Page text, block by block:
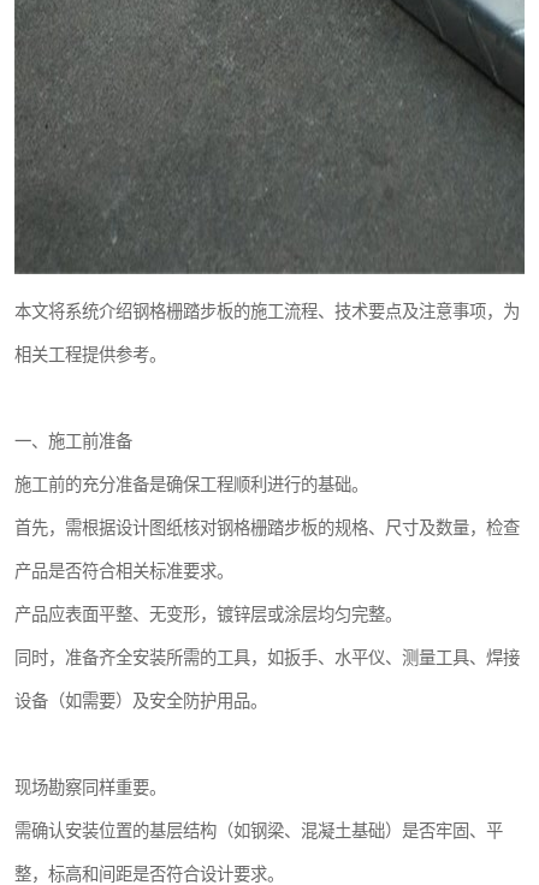
本文将系统介绍钢格栅踏步板的施工流程、技术要点及注意事项，为
相关工程提供参考。
一、施工前准备
施工前的充分准备是确保工程顺利进行的基础。
首先，需根据设计图纸核对钢格栅踏步板的规格、尺寸及数量，检查
产品是否符合相关标准要求。
产品应表面平整、无变形，镀锌层或涂层均匀完整。
同时，准备齐全安装所需的工具，如扳手、水平仪、测量工具、焊接
设备（如需要）及安全防护用品。
现场勘察同样重要。
需确认安装位置的基层结构（如钢梁、混凝土基础）是否牢固、平
整，标高和间距是否符合设计要求。